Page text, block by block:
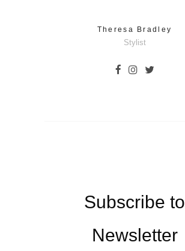
Theresa Bradley
Stylist
Subscribe to
Newsletter